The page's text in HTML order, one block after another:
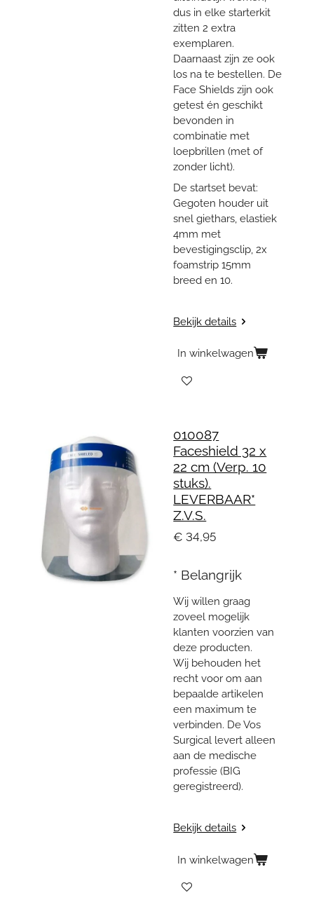
dus in elke starterkit
zitten 2 extra
exemplaren.
Daarnaast zijn ze ook
los na te bestellen. De
Face Shields zijn ook
getest én geschikt
bevonden in
combinatie met
loepbrillen (met of
zonder licht).
De startset bevat:
Gegoten houder uit
snel giethars, elastiek
4mm met
bevestigingsclip, 2x
foamstrip 15mm
breed en 10.
Bekijk details
In winkelwagen
010087
Faceshield 32 x
22 cm (Verp. 10
stuks).
LEVERBAAR*
Z.V.S.
€ 34,95
* Belangrijk
Wijwillen graag
zoveel mogelijk
klanten voorzien van
deze producten.
Wij behouden het
recht voor om aan
bepaalde artikelen
een maximum te
verbinden. De Vos
Surgical levert alleen
aan de medische
professie (BIG
geregistreerd).
Bekijk details
In winkelwagen